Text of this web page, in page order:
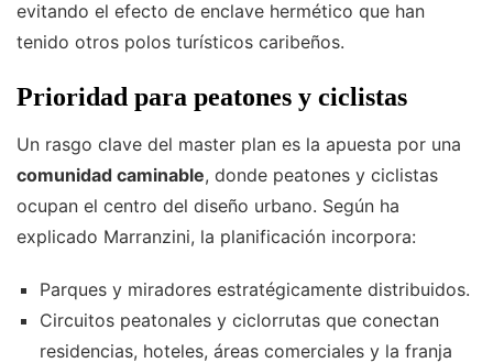
evitando el efecto de enclave hermético que han
tenido otros polos turísticos caribeños.
Prioridad para peatones y ciclistas
Un rasgo clave del master plan es la apuesta por una
comunidad caminable, donde peatones y ciclistas
ocupan el centro del diseño urbano. Según ha
explicado Marranzini, la planificación incorpora:
Parques y miradores estratégicamente distribuidos.
Circuitos peatonales y ciclorrutas que conectan
residencias, hoteles, áreas comerciales y la franja